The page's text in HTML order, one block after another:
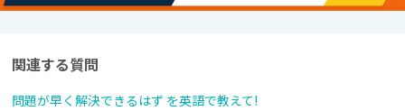
関連する質問
問題が早く解決できるはず を英語で教えて!